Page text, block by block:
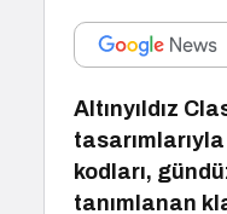
Altınyıldız
kodları,
tanımlanan